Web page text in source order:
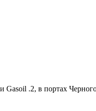
Gasoil .2, в портах